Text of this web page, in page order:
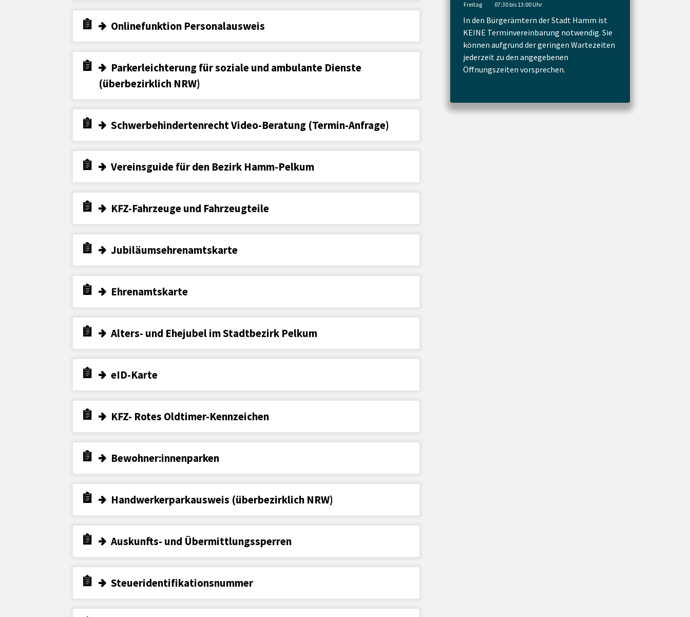
Onlinefunktion Personalausweis
Parkerleichterung für soziale und ambulante Dienste
(überbezirklich NRW)
Schwerbehindertenrecht Video-Beratung (Termin-Anfrage)
Vereinsguide für den Bezirk Hamm-Pelkum
KFZ-Fahrzeuge und Fahrzeugteile
Jubiläumsehrenamtskarte
Ehrenamtskarte
Alters- und Ehejubel im Stadtbezirk Pelkum
eID-Karte
KFZ- Rotes Oldtimer-Kennzeichen
Bewohner:innenparken
Handwerkerparkausweis (überbezirklich NRW)
Auskunfts- und Übermittlungssperren
Steueridentifikationsnummer
Freitag 07:30 bis 13:00 Uhr
In den Bürgerämtern der Stadt Hamm ist
KEINE Terminvereinbarung notwendig. Sie
können aufgrund der geringen Wartezeiten
jederzeit zu den angegebenen
Öffnungszeiten vorsprechen.